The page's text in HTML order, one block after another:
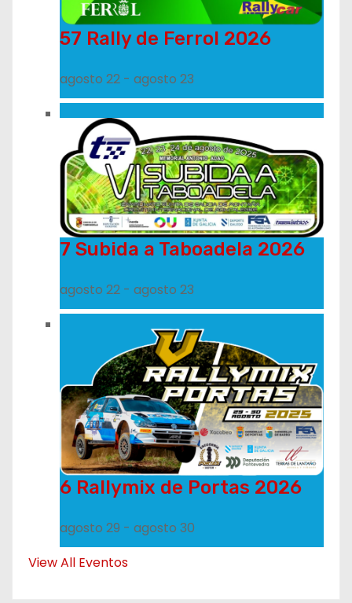
57 Rally de Ferrol 2026
agosto 22 - agosto 23
7 Subida a Taboadela 2026
agosto 22 - agosto 23
6 Rallymix de Portas 2026
agosto 29 - agosto 30
View All Eventos